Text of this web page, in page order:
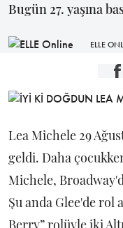
Bugün 27. yaşına
ELLE
Lea Michele 29
geldi. Daha
Michele,
Şu anda Glee'de rol